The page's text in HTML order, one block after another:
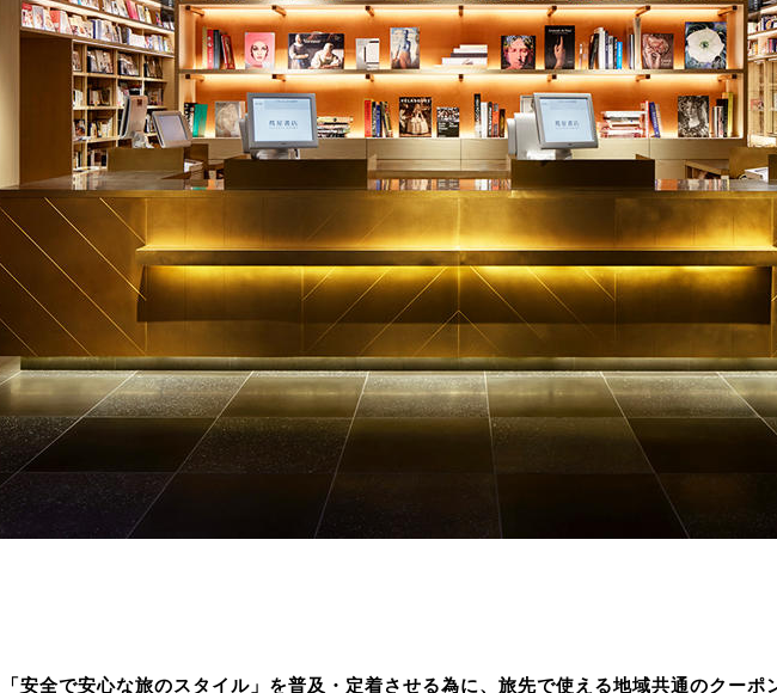
「安全で安心な旅のスタイル」を普及・定着させる為に、旅先で使える地域共通のクーポ